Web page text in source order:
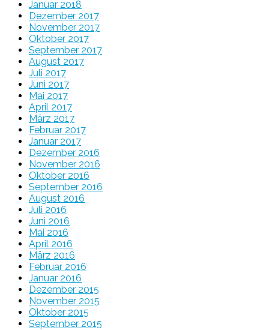
Januar 2018
Dezember 2017
November 2017
Oktober 2017
September 2017
August 2017
Juli 2017
Juni 2017
Mai 2017
April 2017
März 2017
Februar 2017
Januar 2017
Dezember 2016
November 2016
Oktober 2016
September 2016
August 2016
Juli 2016
Juni 2016
Mai 2016
April 2016
März 2016
Februar 2016
Januar 2016
Dezember 2015
November 2015
Oktober 2015
September 2015